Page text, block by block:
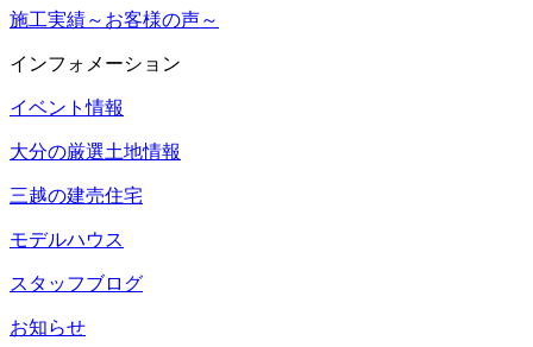
施工実績～お客様の声～
インフォメーション
イベント情報
大分の厳選土地情報
三越の建売住宅
モデルハウス
スタッフブログ
お知らせ